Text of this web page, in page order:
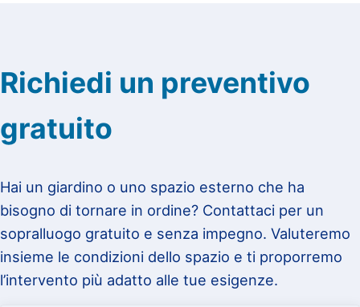
Richiedi un preventivo
gratuito
Hai un giardino o uno spazio esterno che ha
bisogno di tornare in ordine? Contattaci per un
sopralluogo gratuito e senza impegno. Valuteremo
insieme le condizioni dello spazio e ti proporremo
l’intervento più adatto alle tue esigenze.